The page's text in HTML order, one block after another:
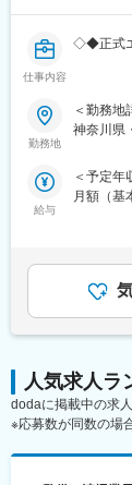
仕事内容
◇◆正式
8月19日
※所要時
※服装自
ていた
■都市環
＼＼こん
経験の方
・転職を
◎応募理
・AI時
の市場価
勤務地
＜勤務地
神奈川県
地詳細2
の管理施
会社の定
給与
＜予定年
月額（基
であり
定手当を
人気求人ラ
dodaに掲載中の求
※応募数が同数の場